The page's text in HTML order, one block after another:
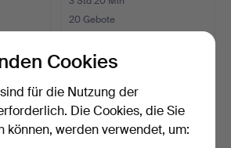
20 Gebote
148 USD
Cookies
für die Nutzung der
Die Cookies, die Sie
können, werden verwendet, um: